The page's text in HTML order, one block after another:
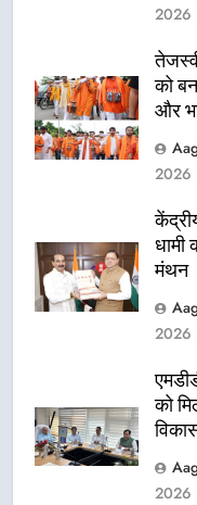
2026
को
और
2026
मंथन
2026
को
2026